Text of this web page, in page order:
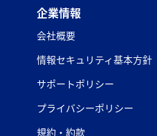
企業情報
会社概要
情報セキュリティ基本方針
サポートポリシー
プライバシーポリシー
規約・約款